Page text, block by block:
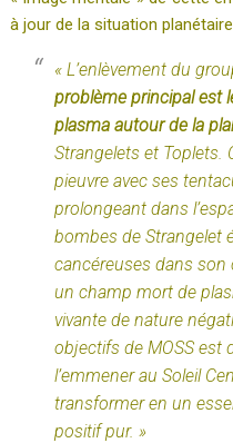
à jour de la situation
« L’enlèvement du
problème principal est
plasma autour de la
Strangelets et Toplets.
pieuvre avec ses
prolongeant dans
bombes de Strangelet
cancéreuses dans son
un champ mort de
vivante de nature
objectifs de MOSS est
l’emmener au Soleil
transformer en un
positif pur. »